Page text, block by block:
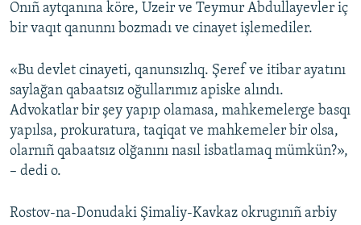
Onıñ aytqanına köre, Uzeir ve Teymur Abdullayevler iç
bir vaqıt qanunnı bozmadı ve cinayet işlemediler.
«Bu devlet cinayeti, qanunsızlıq. Şeref ve itibar ayatını
saylağan qabaatsız oğullarımız apiske alındı.
Advokatlar bir şey yapıp olamasa, mahkemelerge basqı
yapılsa, prokuratura, taqiqat ve mahkemeler bir olsa,
olarnıñ qabaatsız olğanını nasıl isbatlamaq mümkün?»,
– dedi o.
Rostov-na-Donudaki Şimaliy-Kavkaz okrugınıñ arbiy